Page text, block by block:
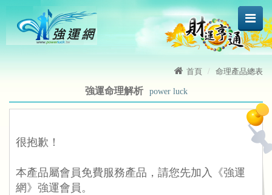
首頁 命理產品總表
強運命理解析 power luck
很抱歉！
本產品屬會員免費服務產品，請您先加入《強運
網》強運會員。